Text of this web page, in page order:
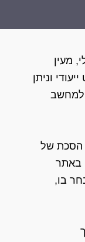
מעין
וניתן
למחשב
הסכת של
באתר
בו,